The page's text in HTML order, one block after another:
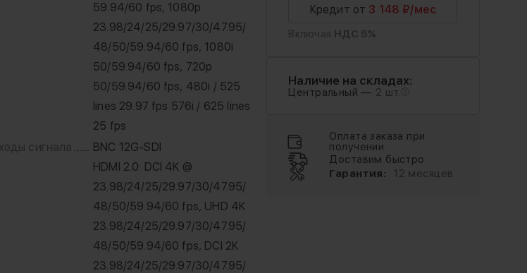
59.94/60 fps, 1080p
23.98/24/25/29.97/30/47.95/
48/50/59.94/60 fps, 1080i
50/59.94/60 fps, 720p
50/59.94/60 fps, 480i / 525
lines 29.97 fps 576i / 625 lines
25 fps
сигнала
BNC 12G-SDI
HDMI 2.0: DCI 4K @
23.98/24/25/29.97/30/47.95/
48/50/59.94/60 fps, UHD 4K
23.98/24/25/29.97/30/47.95/
48/50/59.94/60 fps, DCI 2K
23.98/24/25/29.97/30/47.95/
Кредит от 3 148 ₽/мес
Включая НДС 5%
Наличие на складах:
Центральный — 2 шт.
Оплата заказа при
получении
Доставим быстро
Гарантия:
12 месяцев